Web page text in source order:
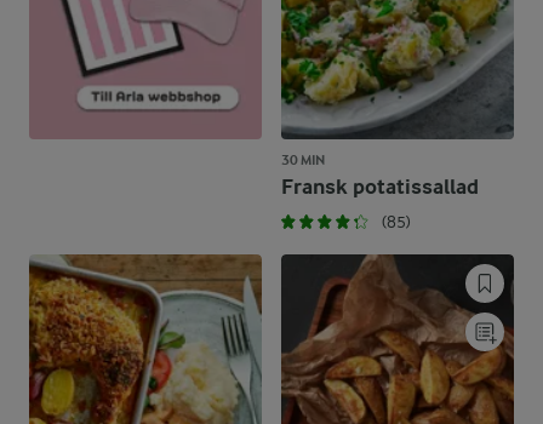
30 MIN
Fransk potatissallad
(85)